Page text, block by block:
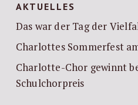
AKTUELLES
Das war der Tag der
Charlottes Sommerfest
Charlotte-Chor gewinnt
Schulchorpreis